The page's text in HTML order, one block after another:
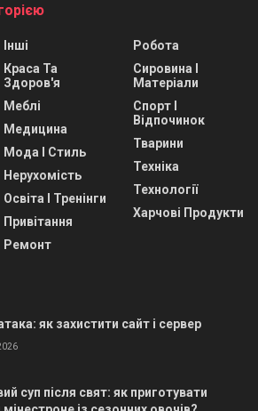
Інші
Краса Та
Здоров'я
Меблі
Медицина
Мода І Стиль
Нерухомість
Освіта І Тренінги
Привітання
Ремонт
Робота
Сировина І
Матеріали
Спорт І
Відпочинок
Тварини
Техніка
Технології
Харчові Продукти
як захистити сайт і сервер
суп після свят: як приготувати